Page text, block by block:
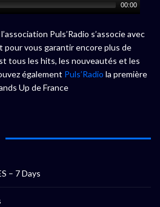
00:00
Puls’Radio s’associe avec
vous garantir encore plus de
tous les hits, les nouveautés et les
également Puls’Radio la première
Up de France
– 7 Days